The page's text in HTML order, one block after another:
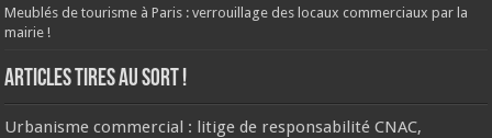
Meublés de tourisme à Paris : verrouillage des locaux commerciaux par la
mairie !
ARTICLES TIRES AU SORT !
Urbanisme commercial : litige de responsabilité CNAC,